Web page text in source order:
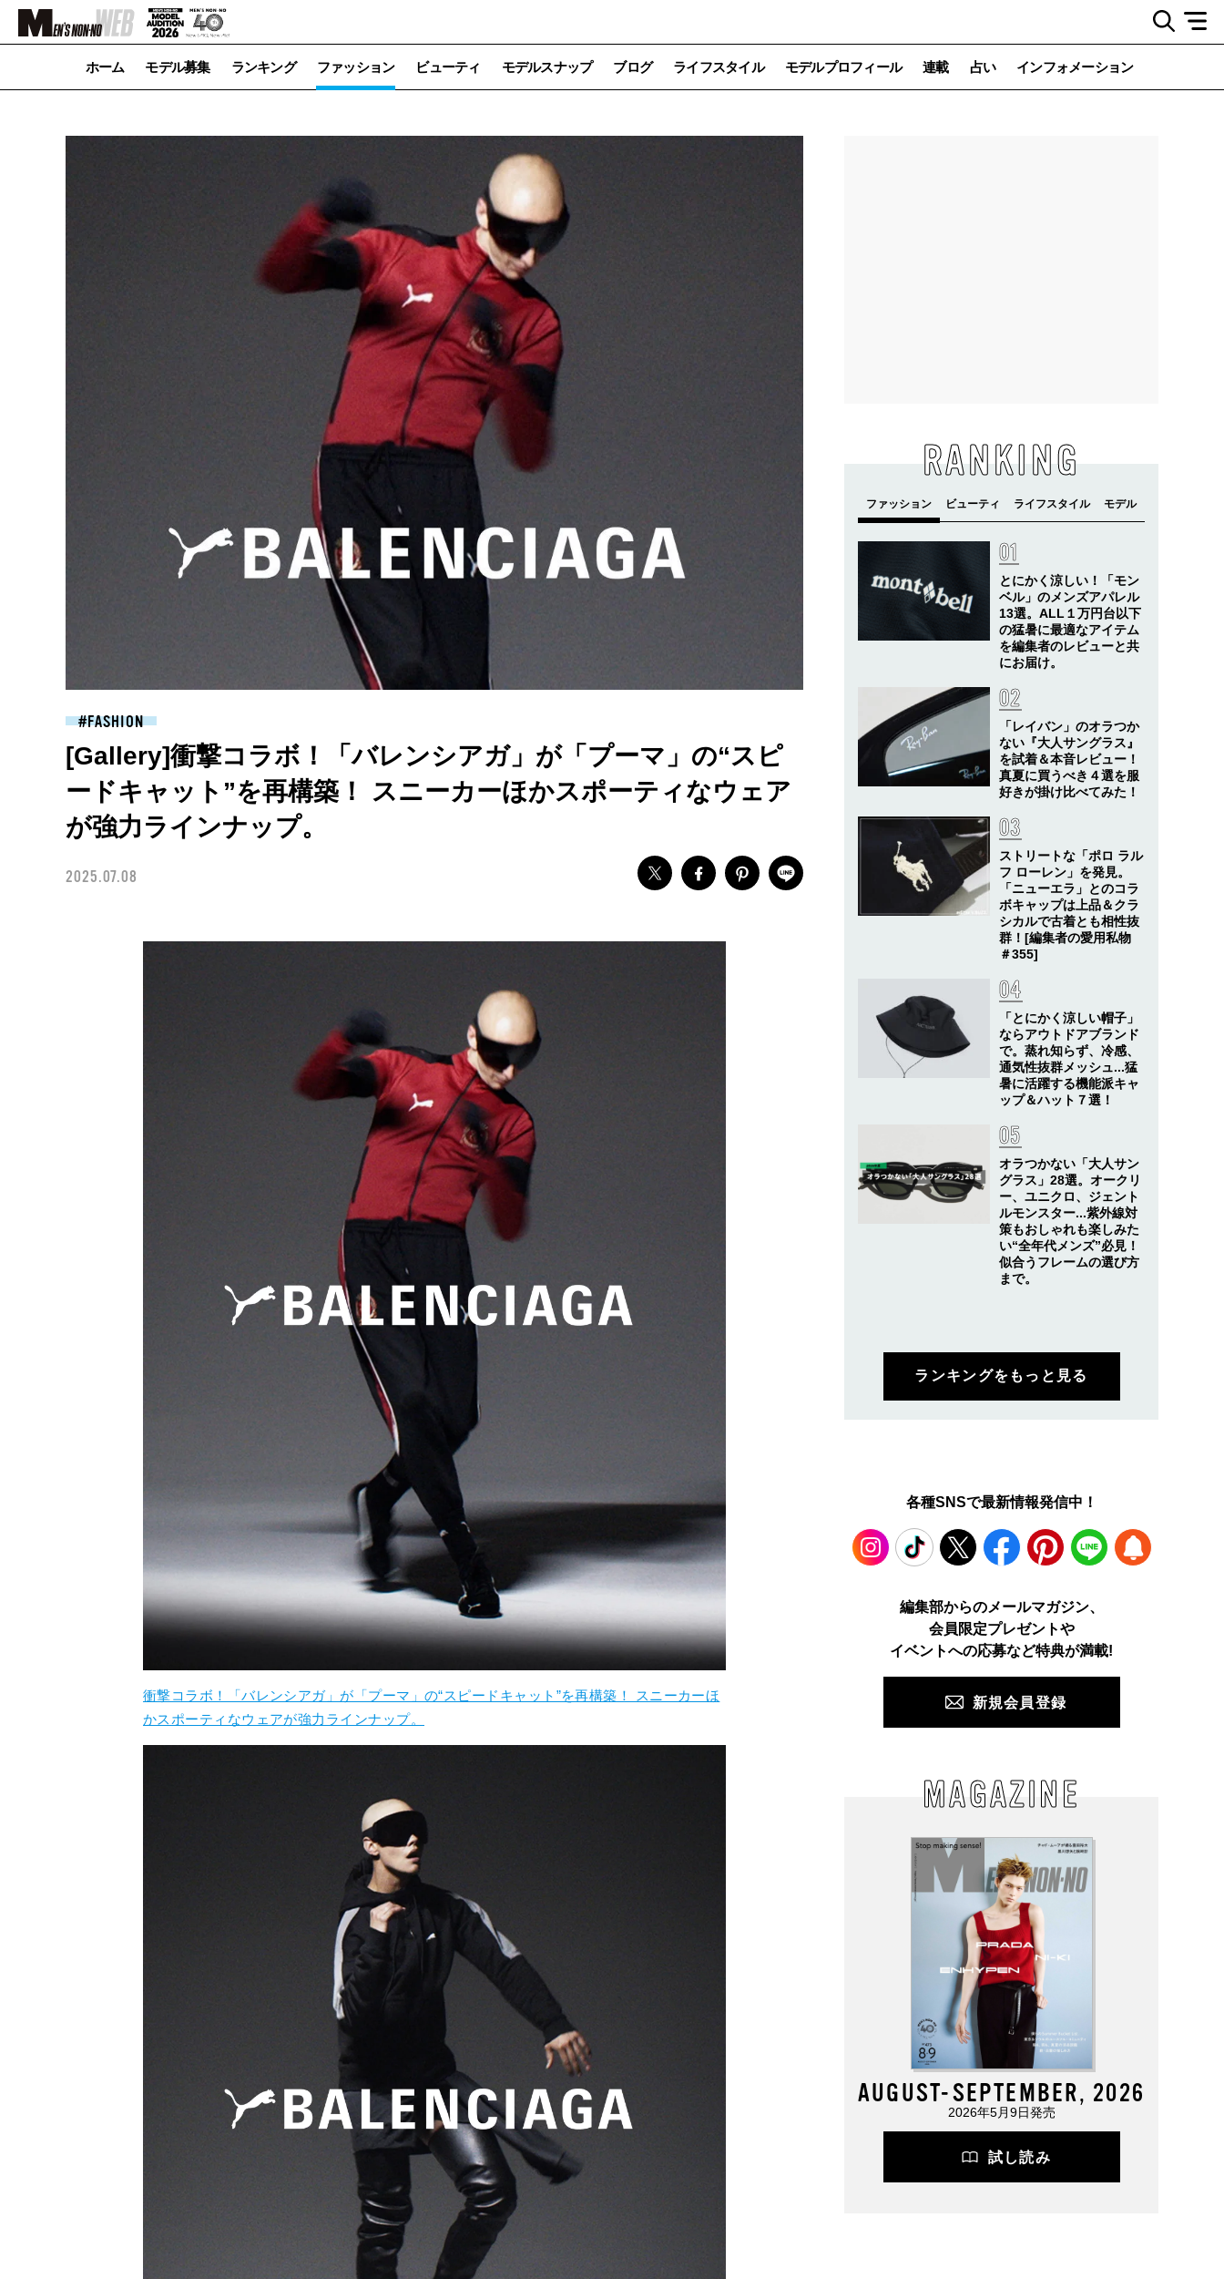
ホーム モデル募集 ランキング ファッション ビューティ モデルスナップ ブログ ライフスタイル モデルプロフィール 連載 占い インフォメーション
FASHION
[Gallery]衝撃コラボ！「バレンシアガ」が「プーマ」の“スピ
ードキャット”を再構築！ スニーカーほかスポーティなウェア
が強力ラインナップ。
2025.07.08
衝撃コラボ！「バレンシアガ」が「プーマ」の“スピードキャット”を再構築！ スニーカーほ
かスポーティなウェアが強力ラインナップ。
RANKING
とにかく涼しい！「モン
ベル」のメンズアパレル
13選。ALL１万円台以下
の猛暑に最適なアイテム
を編集者のレビューと共
にお届け。
「レイバン」のオラつか
ない『大人サングラス』
を試着＆本音レビュー！
真夏に買うべき４選を服
好きが掛け比べてみた！
ストリートな「ポロ ラル
フ ローレン」を発見。
「ニューエラ」とのコラ
ボキャップは上品＆クラ
シカルで古着とも相性抜
群！[編集者の愛用私物
＃355]
「とにかく涼しい帽子」
ならアウトドアブランド
で。蒸れ知らず、冷感、
通気性抜群メッシュ...猛
暑に活躍する機能派キャ
ップ＆ハット７選！
オラつかない「大人サン
グラス」28選。オークリ
ー、ユニクロ、ジェント
ルモンスター...紫外線対
策もおしゃれも楽しみた
い“全年代メンズ”必見！
似合うフレームの選び方
まで。
ランキングをもっと見る
各種SNSで最新情報発信中！
TikTok Facebook Pinterest LINE
編集部からのメールマガジン、
会員限定プレゼントや
イベントへの応募など特典が満載!
新規会員登録
MAGAZINE
AUGUST-SEPTEMBER, 2026
2026年5月9日発売
試し読み